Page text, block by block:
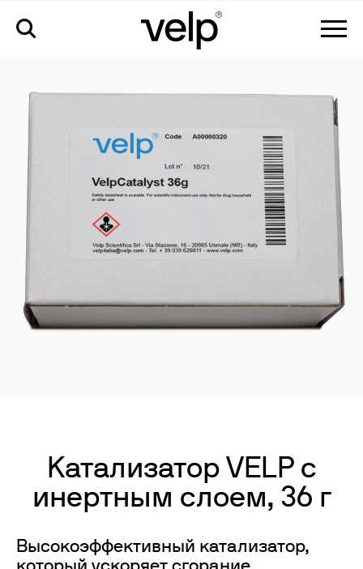
Катализатор VELP с
инертным слоем, 36 г
Высокоэффективный катализатор,